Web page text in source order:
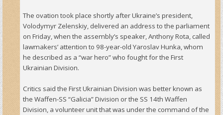
The ovation took place shortly after Ukraine’s president,
Volodymyr Zelenskiy, delivered an address to the parliament
on Friday, when the assembly’s speaker, Anthony Rota, called
lawmakers’ attention to 98-year-old Yaroslav Hunka, whom
he described as a “war hero” who fought for the First
Ukrainian Division.
Critics said the First Ukrainian Division was better known as
the Waffen-SS “Galicia” Division or the SS 14th Waffen
Division, a volunteer unit that was under the command of the